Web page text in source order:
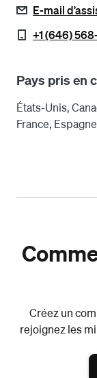
E-mail
+1 (646)
Pays pris en
États-Unis,
France, Espagne
Créez un
rejoignez les